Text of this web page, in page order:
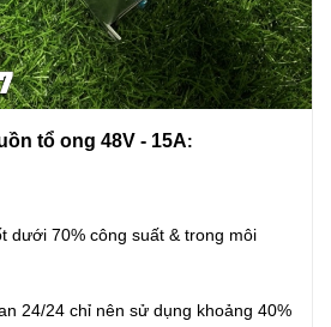
tổ ong 48V - 15A:
dưới 70% công suất & trong môi
24/24 chỉ nên sử dụng khoảng 40%